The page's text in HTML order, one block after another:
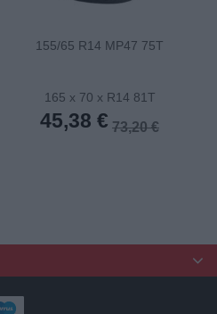
155/65 R14 MP47 75T
165 x 70 x R14 81T
45,38 € 73,20 €